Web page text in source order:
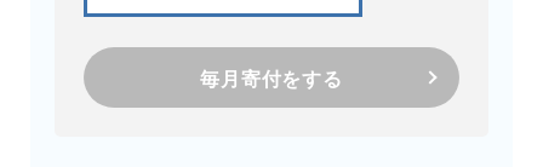
毎月寄付をする